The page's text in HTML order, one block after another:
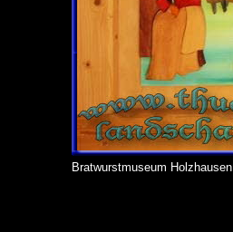
Bratwurstmuseum Holzhausen